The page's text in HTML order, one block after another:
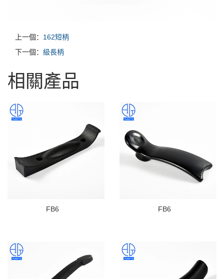
上一個： 162短柄
下一個： 級長柄
相關產品
FB6 FB6